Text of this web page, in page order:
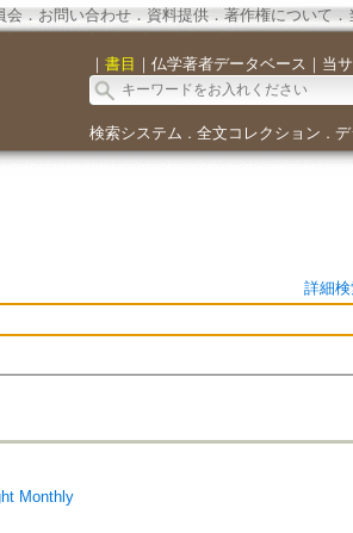
会． お問い合わせ． 資料提供． 著作権について．
｜ 書目 ｜ 仏学著者データベース ｜ 当
検索システム ． 全文コレクション ．
詳細検
Monthly